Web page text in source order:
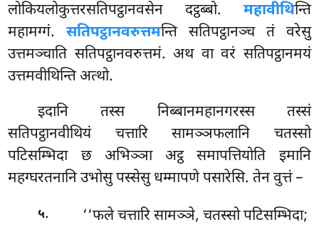
लोकियलोकुत्तरसतिपट्ठानवसेन दट्ठब्बो. महावीथिन्ति
महामग्गं.सतिपट्ठानवरुत्तमन्ति सतिपट्ठानञ्च तं वरेसु
उत्तमञ्चाति सतिपट्ठानवरुत्तमं. अथ वा वरं सतिपट्ठानमयं
उत्तमवीथिन्ति अत्थो.
इदानि तस्स निब्बानमहानगरस्स तस्सं
सतिपट्ठानवीथियं चत्तारि सामञ्ञफलानि चतस्सो
पटिसम्भिदा छ अभिञ्ञा अट्ठ समापत्तियोति इमानि
महग्घरतनानि उभोसु पस्सेसु धम्मापणे पसारेसि. तेन वुत्तं –
५.
‘‘फले चत्तारि सामञ्ञे, चतस्सो पटिसम्भिदा;